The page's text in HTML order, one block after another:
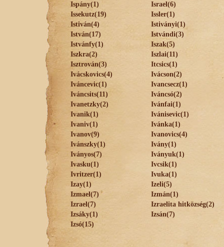
Ispány(1)
Israel(6)
Issekutz(19)
Issler(1)
Istiván(4)
Istiványi(1)
István(17)
Istvándi(3)
Istvánfy(1)
Iszak(5)
Iszkra(2)
Iszlai(11)
Isztrován(3)
Itcsics(1)
Ivácskovics(4)
Ivácson(2)
Iváncevic(1)
Ivancsecz(1)
Iváncsits(11)
Iváncsó(2)
Ivanetzky(2)
Ivánfai(1)
Ivanik(1)
Ivánisevic(1)
Ivaniv(1)
Ivánka(1)
Ivanov(9)
Ivanovics(4)
Ivánszky(1)
Ivány(1)
Iványos(7)
Iványuk(1)
Ivasku(1)
Ivcsik(1)
Ivritzer(1)
Ivuka(1)
Izay(1)
Izeli(5)
Izmael(7)
Izmán(1)
Izrael(7)
Izraelita hitközség(2)
Izsáky(1)
Izsán(7)
Izsó(15)